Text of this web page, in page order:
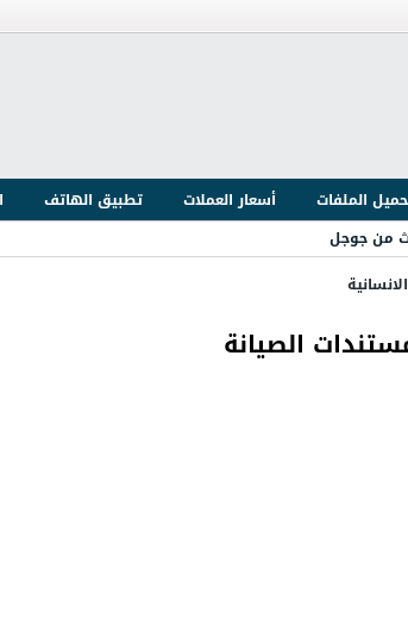
الملفات أسعار العملات تطبيق الهاتف
من جوجل
الصيانة